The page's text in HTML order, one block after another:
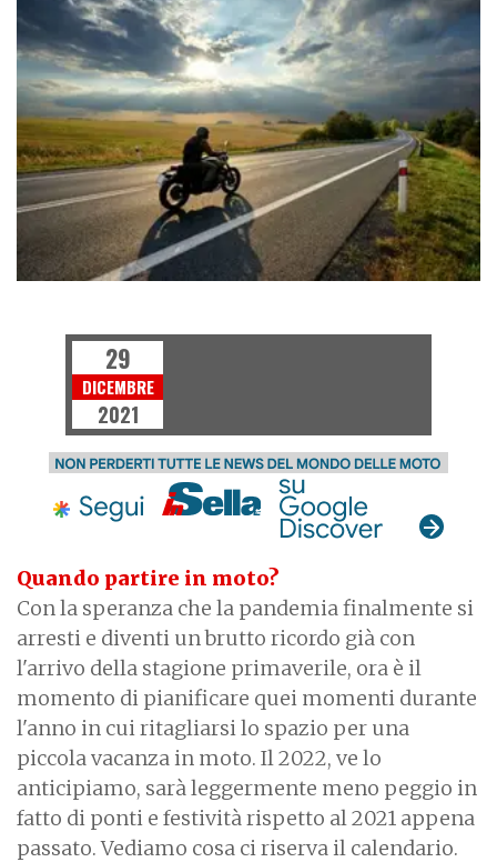
Quando partire in moto?
Con la speranza che la pandemia finalmente si
arresti e diventi un brutto ricordo già con
l'arrivo della stagione primaverile, ora è il
momento di pianificare quei momenti durante
l'anno in cui ritagliarsi lo spazio per una
piccola vacanza in moto. Il 2022, ve lo
anticipiamo, sarà leggermente meno peggio in
fatto di ponti e festività rispetto al 2021 appena
passato. Vediamo cosa ci riserva il calendario.
29
DICEMBRE
2021